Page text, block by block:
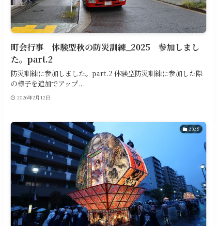
町会行事 体験型秋の防災訓練_2025 参加しまし
た。part.2
防災訓練に参加しました。part.2 体験型防災訓練に参加した際
の様子を追加でアップ...
2026年2月12日
2025